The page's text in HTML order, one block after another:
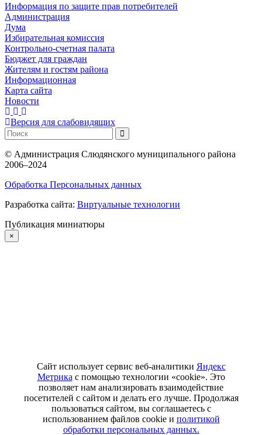
Информация по защите прав потребителей
Администрация
Дума
Избирательная комиссия
Контрольно-счетная палата
Бюджет для граждан
Жителям и гостям района
Информационная
Карта сайта
Новости
Версия для слабовидящих
© Администрация Слюдянского муниципального района
2006–2024
Обработка Персональных данных
Разработка сайта: Виртуальные технологии
Публикация миниатюры
×
Сайт использует сервис веб-аналитики Яндекс
Метрика с помощью технологии «cookie». Это
позволяет нам анализировать взаимодействие
посетителей с сайтом и делать его лучше. Продолжая
пользоваться сайтом, вы соглашаетесь с
использованием файлов cookie и политикой
обработки персональных данных.